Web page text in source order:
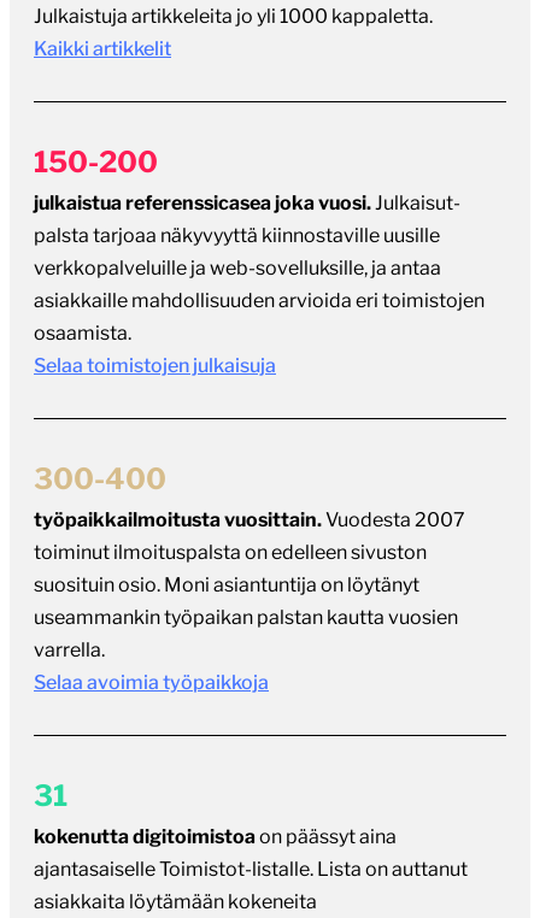
Julkaistuja artikkeleita jo yli 1000 kappaletta.
Kaikki artikkelit
150-200
julkaistua referenssicasea joka vuosi.Julkaisut-
palsta tarjoaa näkyvyyttä kiinnostaville uusille
verkkopalveluille ja web-sovelluksille, ja antaa
asiakkaille mahdollisuuden arvioida eri toimistojen
osaamista.
Selaa toimistojen julkaisuja
300-400
työpaikkailmoitusta vuosittain.Vuodesta 2007
toiminut ilmoituspalsta on edelleen sivuston
suosituin osio. Moni asiantuntija on löytänyt
useammankin työpaikan palstan kautta vuosien
varrella.
Selaa avoimia työpaikkoja
31
kokenutta digitoimistoaon päässyt aina
ajantasaiselle Toimistot-listalle. Lista on auttanut
asiakkaita löytämään kokeneita